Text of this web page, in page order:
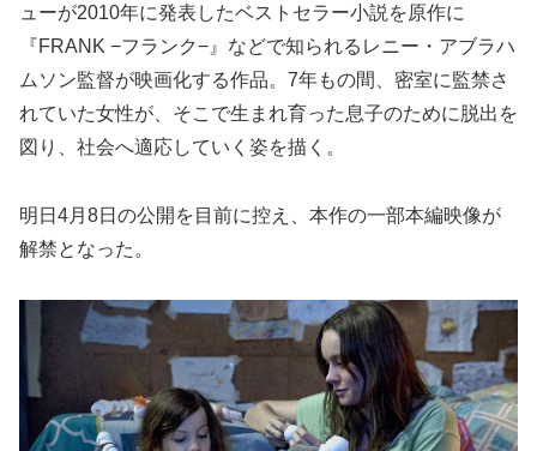
ューが2010年に発表したベストセラー小説を原作に
『FRANK −フランク−』などで知られるレニー・アブラハ
ムソン監督が映画化する作品。7年もの間、密室に監禁さ
れていた女性が、そこで生まれ育った息子のために脱出を
図り、社会へ適応していく姿を描く。
明日4月8日の公開を目前に控え、本作の一部本編映像が
解禁となった。